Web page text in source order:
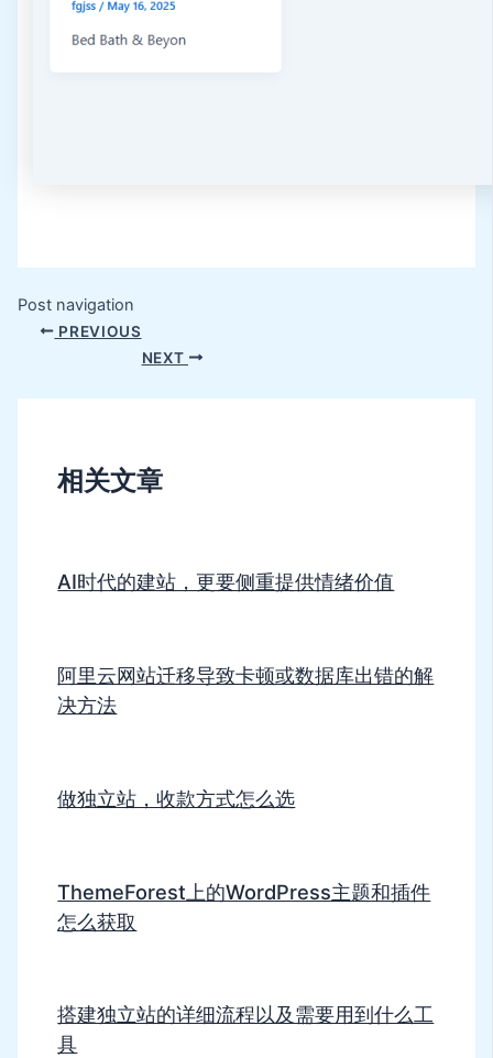
Post navigation
PREVIOUS
NEXT
相关文章
AI时代的建站，更要侧重提供情绪价值
阿里云网站迁移导致卡顿或数据库出错的解
决方法
做独立站，收款方式怎么选
ThemeForest上的WordPress主题和插件
怎么获取
搭建独立站的详细流程以及需要用到什么工
具